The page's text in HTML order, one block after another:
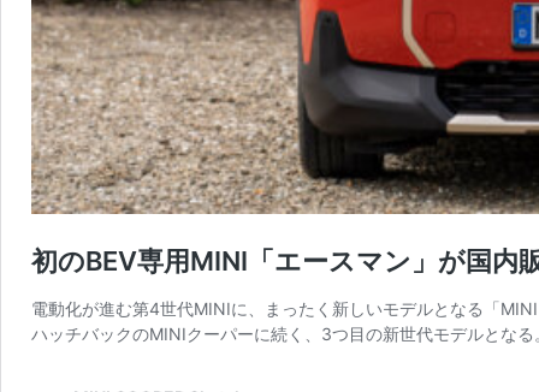
初のBEV専用MINI「エースマン」が国内
電動化が進む第4世代MINIに、まったく新しいモデルとなる「
ハッチバックのMINIクーパーに続く、3つ目の新世代モデルとな